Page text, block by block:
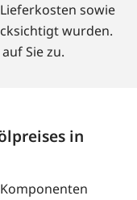
sowie
wurden.
Sie zu.
in